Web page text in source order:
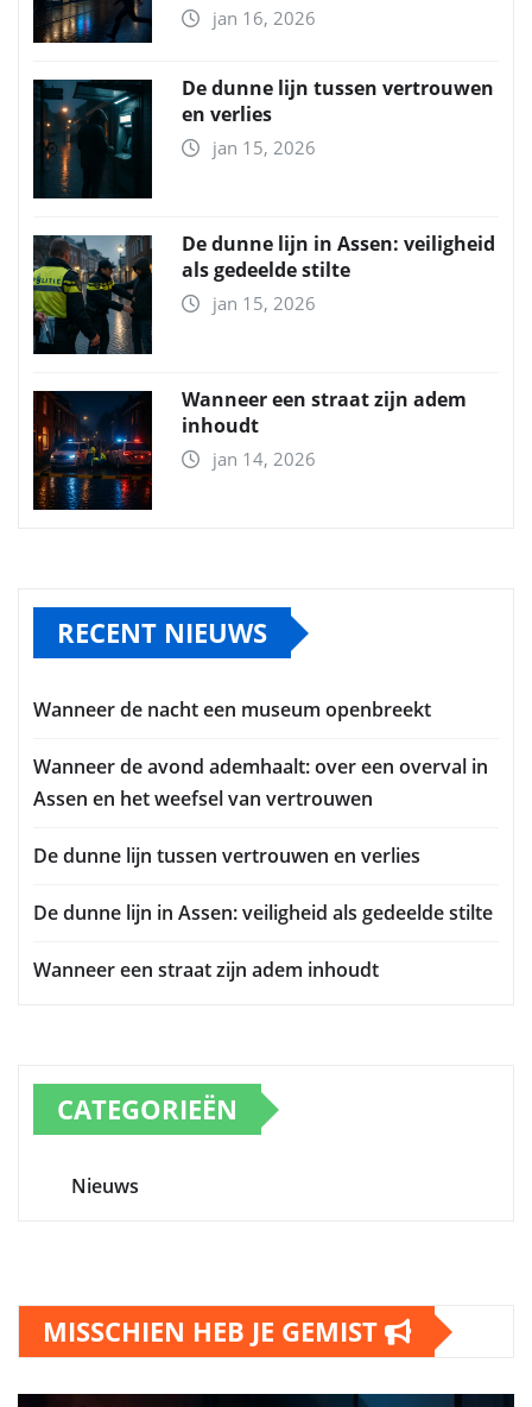
jan 16, 2026
De dunne lijn tussen vertrouwen
en verlies
jan 15, 2026
De dunne lijn in Assen: veiligheid
als gedeelde stilte
jan 15, 2026
Wanneer een straat zijn adem
inhoudt
jan 14, 2026
RECENT NIEUWS
Wanneer de nacht een museum openbreekt
Wanneer de avond ademhaalt: over een overval in
Assen en het weefsel van vertrouwen
De dunne lijn tussen vertrouwen en verlies
De dunne lijn in Assen: veiligheid als gedeelde stilte
Wanneer een straat zijn adem inhoudt
CATEGORIEËN
Nieuws
MISSCHIEN HEB JE GEMIST